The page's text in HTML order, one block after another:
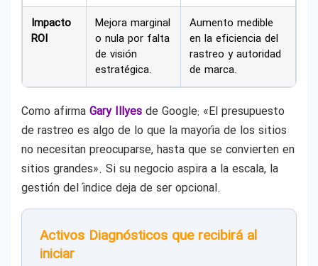
Impacto
ROI
Mejora marginal
o nula por falta
de visión
estratégica.
Aumento medible
en la eficiencia del
rastreo y autoridad
de marca.
Como afirma Gary Illyes de Google: «El presupuesto
de rastreo es algo de lo que la mayoría de los sitios
no necesitan preocuparse, hasta que se convierten en
sitios grandes». Si su negocio aspira a la escala, la
gestión del índice deja de ser opcional.
Activos Diagnósticos que recibirá al
iniciar